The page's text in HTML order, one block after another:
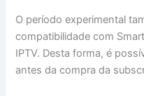
O período experimental
compatibilidade com
IPTV. Desta forma, é
antes da compra da